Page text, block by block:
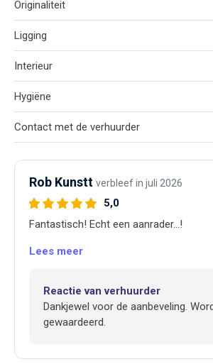
Originaliteit
Ligging
Interieur
Hygiëne
Contact met de verhuurder
Rob Kunstt verbleef in juli 2026
5,0
Fantastisch! Echt een aanrader…!
Lees meer
Reactie van verhuurder
Dankjewel voor de aanbeveling.
gewaardeerd.